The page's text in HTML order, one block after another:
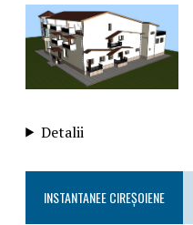
Detalii
INSTANTANEE CIREȘOIENE